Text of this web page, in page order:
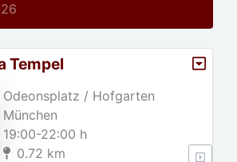
Tempel
Odeonsplatz / Hofgarten
München
19:00-22:00 h
0.72 km